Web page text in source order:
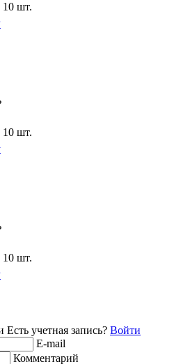
10 шт.
10 шт.
10 шт.
Есть учетная запись? Войти
E-mail
Комментарий